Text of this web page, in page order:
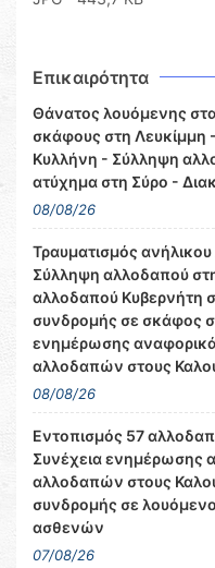
Επικαιρότητα
Θάνατος λουόμενης
σκάφους στη Λευκίμμη
Κυλλήνη - Σύλληψη
ατύχημα στη Σύρο -
08/08/26
Τραυματισμός
Σύλληψη αλλοδαπού
αλλοδαπού Κυβερνήτη
συνδρομής σε σκάφος
ενημέρωσης
αλλοδαπών στους
08/08/26
Εντοπισμός 57
Συνέχεια ενημέρωσης
αλλοδαπών στους
συνδρομής σε
ασθενών
07/08/26